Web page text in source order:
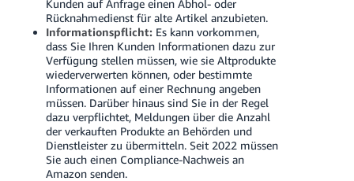
Kunden auf Anfrage einen Abhol- oder
Rücknahmedienst für alte Artikel anzubieten.
Informationspflicht:Es kann vorkommen,
dass Sie Ihren Kunden Informationen dazu zur
Verfügung stellen müssen, wie sie Altprodukte
wiederverwerten können, oder bestimmte
Informationen auf einer Rechnung angeben
müssen. Darüber hinaus sind Sie in der Regel
dazu verpflichtet, Meldungen über die Anzahl
der verkauften Produkte an Behörden und
Dienstleister zu übermitteln. Seit 2022 müssen
Sie auch einen Compliance-Nachweis an
Amazon senden.